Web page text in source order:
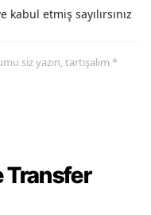
kabul etmiş sayılırsınız
siz yazın, tartışalım *
Transfer